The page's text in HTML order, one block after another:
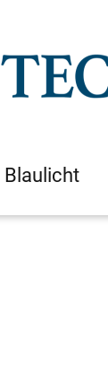
Blaulicht